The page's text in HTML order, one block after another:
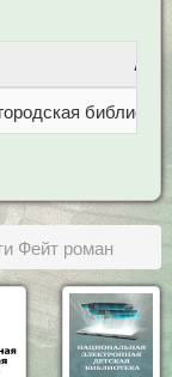
Фейт роман